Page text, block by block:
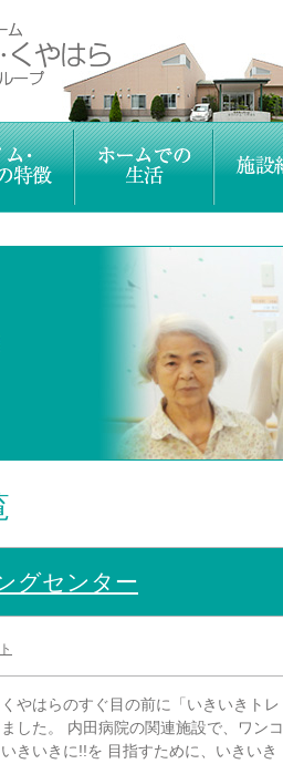
グセンター
やはらのすぐ目の前に「いきいきトレ
した。 内田病院の関連施設で、ワンコ
きいきに!!を 目指すために、いきいき